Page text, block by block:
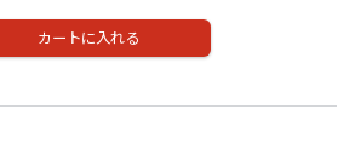
カートに入れる